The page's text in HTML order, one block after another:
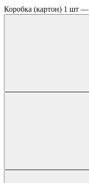
Коробка (картон) 1 шт —